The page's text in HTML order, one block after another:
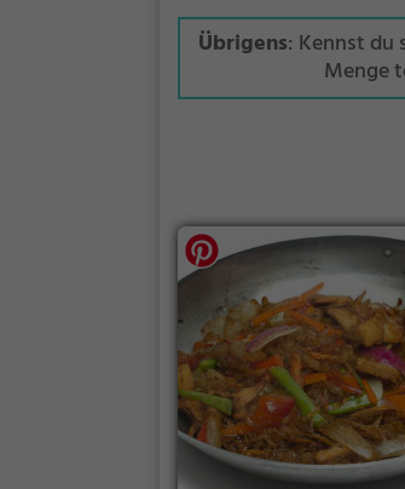
Übrigens: Kennst du
Menge